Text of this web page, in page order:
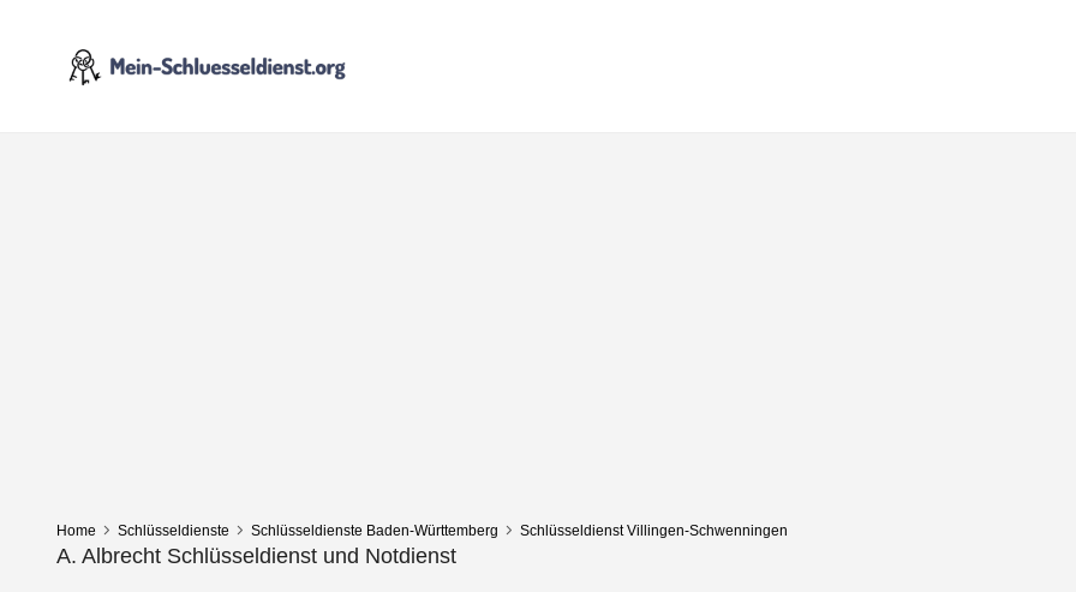
Home Schlüsseldienste Schlüsseldienste Baden-Württemberg Schlüsseldienst Villingen-Schwenningen
A. Albrecht Schlüsseldienst und Notdienst